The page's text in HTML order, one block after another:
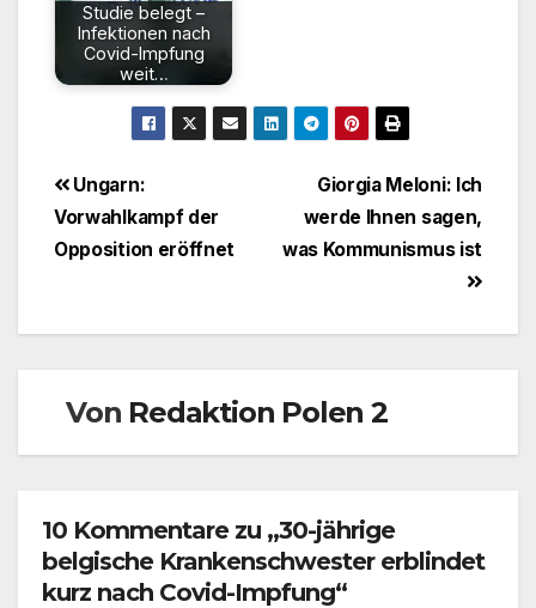
Studie belegt –
Infektionen nach
Covid-Impfung
weit…
BeitragsnavigationGiorgia Meloni: Ich
werde Ihnen sagen,
was Kommunismus ist
Ungarn:
Vorwahlkampf der
Opposition eröffnet
Von Redaktion Polen 2
10 Kommentare zu „30-jährige
belgische Krankenschwester erblindet
kurz nach Covid-Impfung“